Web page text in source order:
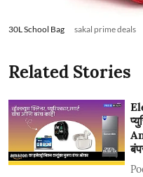
30L School Bag sakal prime deals
Related Stories